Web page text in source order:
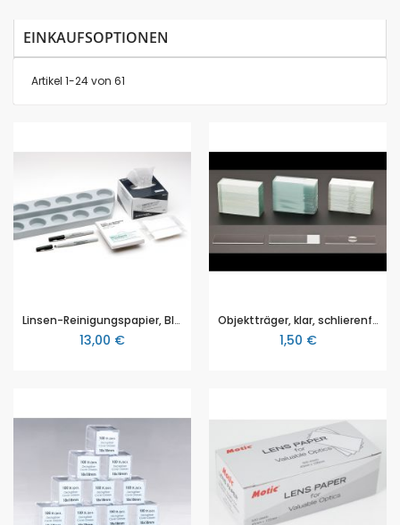
Artikel 1-24von 61
Linsen-Reinigungspapier, Block mit 250 Blatt, 10x13 cm
13,00 €
Objektträger, klar, schlierenfrei, ohne Vertiefung, 50 Stück, 76x26mm.
1,50 €
EINKAUFSOPTIONEN